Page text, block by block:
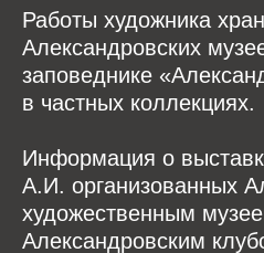
Работы художника
Александровских
заповеднике
в частных коллекциях.
Информация о
А.И. организованных
художественным
Александровским